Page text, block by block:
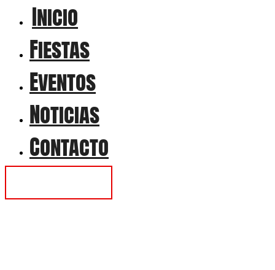
Inicio
Fiestas
Eventos
Noticias
Contacto